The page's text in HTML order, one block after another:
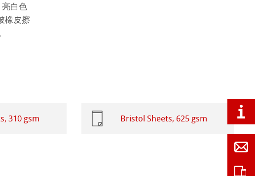
白色
橡皮擦
310 gsm Bristol Sheets, 625 gsm